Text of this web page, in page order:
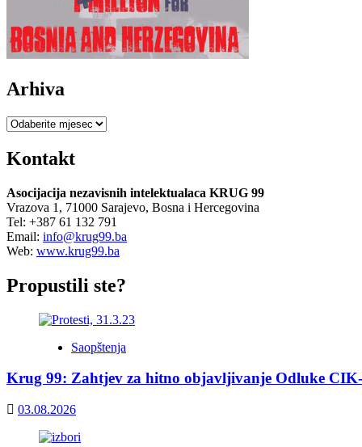
Arhiva
Arhiva
Kontakt
Asocijacija nezavisnih intelektualaca KRUG 99
Vrazova 1, 71000 Sarajevo, Bosna i Hercegovina
Tel: +387 61 132 791
Email: info@krug99.ba
Web: www.krug99.ba
Propustili ste?
Saopštenja
Krug 99: Zahtjev za hitno objavljivanje Odluke
03.08.2026